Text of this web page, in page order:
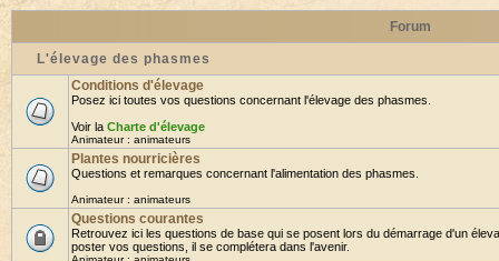
Forum
L'élevage des phasmes
Conditions d'élevage
Posez ici toutes vos questions concernant l'élevage des phasmes.
Voir la Charte d'élevage
Animateur : animateurs
Plantes nourricières
Questions et remarques concernant l'alimentation des phasmes.
Animateur : animateurs
Questions courantes
Retrouvez ici les questions de base qui se posent lors du démarrage d'un
poster vos questions, il se complétera dans l'avenir.